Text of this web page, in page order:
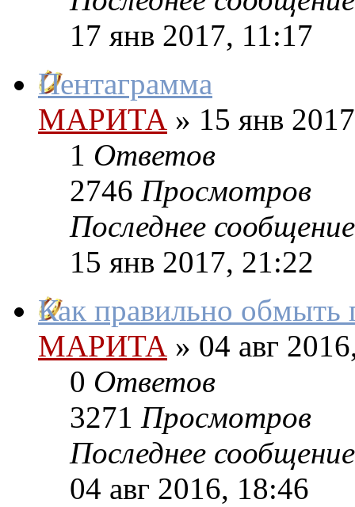
17 янв 2017, 11:17
Пентаграмма
МАРИТА » 15 янв
1 Ответов
2746 Просмотров
Последнее сообщение
15 янв 2017, 21:22
Как правильно обмыть
МАРИТА » 04 авг
0 Ответов
3271 Просмотров
Последнее сообщение
04 авг 2016, 18:46